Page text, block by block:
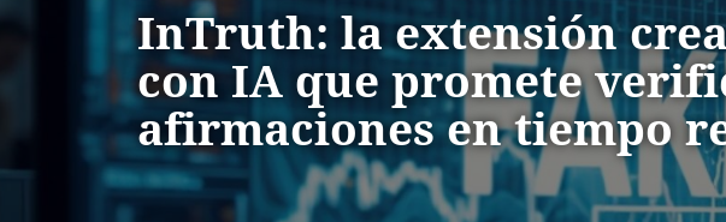
InTruth: la extensión
con IA que promete
afirmaciones en tiempo